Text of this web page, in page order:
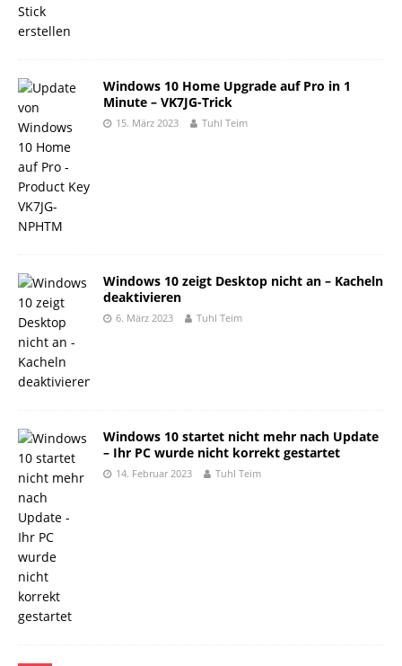
Windows 10 Home Upgrade auf Pro in 1
Minute – VK7JG-Trick
15. März 2023 Tuhl Teim
Windows 10 zeigt Desktop nicht an – Kacheln
deaktivieren
6. März 2023 Tuhl Teim
Windows 10 startet nicht mehr nach Update
– Ihr PC wurde nicht korrekt gestartet
14. Februar 2023 Tuhl Teim